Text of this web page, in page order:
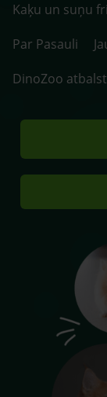
Kaķu un suņu
Par Pasauli
DinoZoo